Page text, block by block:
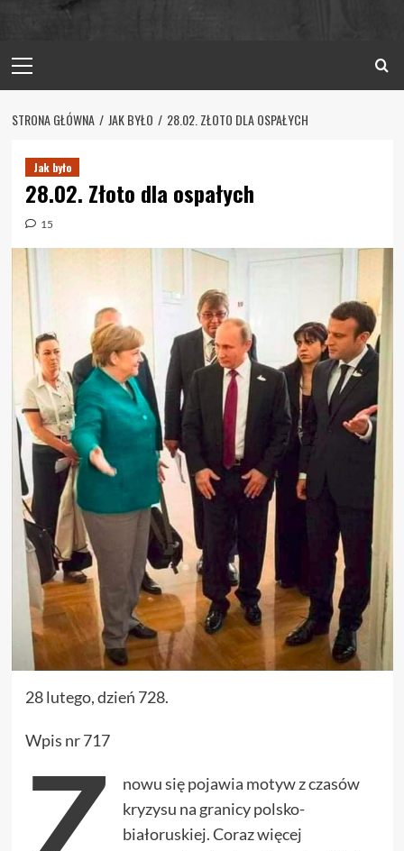
Menu
STRONA GŁÓWNA JAK BYŁO 28.02. ZŁOTO DLA OSPAŁYCH
Jak było
28.02. Złoto dla ospałych
15
28 lutego, dzień 728.
Wpis nr 717
nowu się pojawia motyw z czasów
kryzysu na granicy polsko-
białoruskiej. Coraz więcej